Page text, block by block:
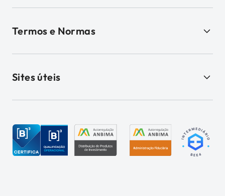
Termos e Normas
Sites úteis